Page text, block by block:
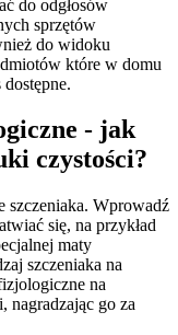
do odgłosów
sprzętów
do widoku
które w domu
- jak
czystości?
szczeniaka. Wprowadź
się, na przykład
maty
szczeniaka na
na
nagradzając go za